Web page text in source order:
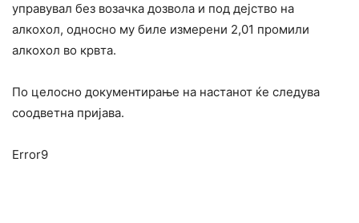
управувал без возачка дозвола и под дејство на
алкохол, односно му биле измерени 2,01 промили
алкохол во крвта.
По целосно документирање на настанот ќе следува
соодветна пријава.
Error9